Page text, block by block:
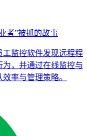
者”被抓的故事
监控软件发现远程程
，并通过在线监控与
率与管理策略。